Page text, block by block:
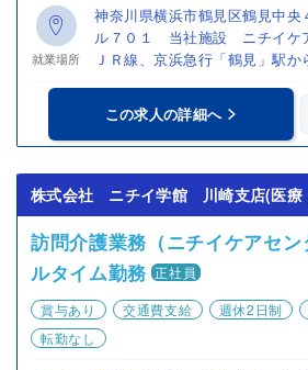
就業場所
神奈川県横浜市鶴見区鶴見中
ル７０１ 当社施設 ニチイケ
ＪＲ線、京浜急行「鶴見」駅か
この求人の詳細へ
株式会社 ニチイ学館 川崎支店(医療
訪問介護業務（ニチイケアセ
ルタイム勤務 正社員
賞与あり
交通費支給 週休2日制
転勤なし